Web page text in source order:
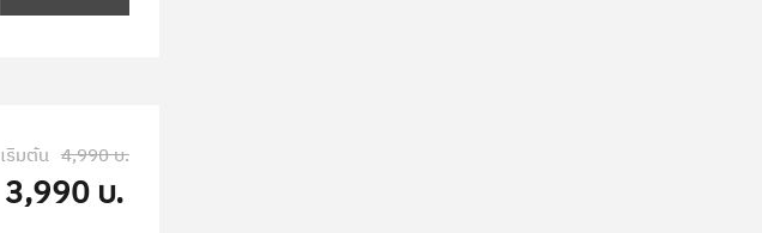
เริ่มต้น 4,990 บ.
3,990 บ.